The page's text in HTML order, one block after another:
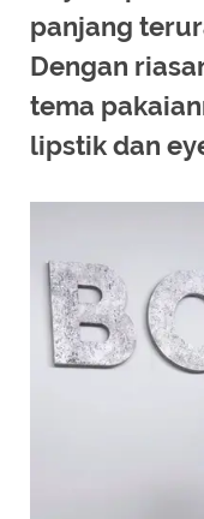
panjang
Dengan
tema
lipstik dan